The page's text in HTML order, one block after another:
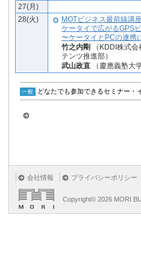
27(月)
28(火)
MOTビジネス最前線講
ケータイで広がるGPS
〜ケータイとPCの連携
竹之内剛
（KDDI株式
テンツ推進部）
武山政直 （慶應義塾大
一般 どなたでも参加できるセミナー・
会社情報 プライバシーポリシー
Copyright© 2026 MORI